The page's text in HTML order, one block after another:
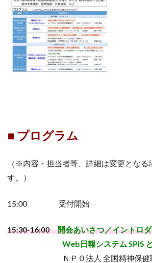
■ プログラム
（※内容・担当者等、詳細は変更となる
す。）
15:00 受付開始
15:30-16:00開会あいさつ／イントロ
Web日報システム SPIS
ＮＰＯ法人 全国精神保